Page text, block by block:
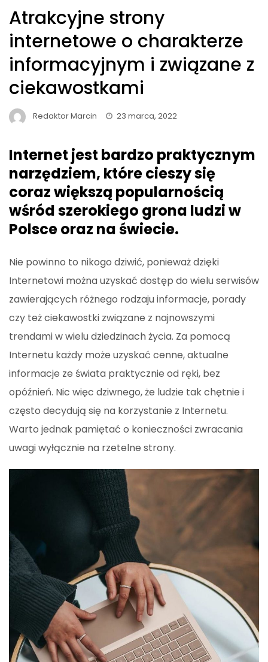
Atrakcyjne strony
internetowe o charakterze
informacyjnym i związane z
ciekawostkami
Redaktor Marcin 23 marca, 2022
Internet jest bardzo praktycznym
narzędziem, które cieszy się
coraz większą popularnością
wśród szerokiego grona ludzi w
Polsce oraz na świecie.
Nie powinno to nikogo dziwić, ponieważ dzięki
Internetowi można uzyskać dostęp do wielu serwisów
zawierających różnego rodzaju informacje, porady
czy też ciekawostki związane z najnowszymi
trendami w wielu dziedzinach życia. Za pomocą
Internetu każdy może uzyskać cenne, aktualne
informacje ze świata praktycznie od ręki, bez
opóźnień. Nic więc dziwnego, że ludzie tak chętnie i
często decydują się na korzystanie z Internetu.
Warto jednak pamiętać o konieczności zwracania
uwagi wyłącznie na rzetelne strony.